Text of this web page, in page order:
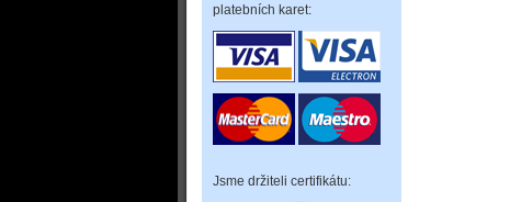
platebních karet:
Jsme držiteli certifikátu: